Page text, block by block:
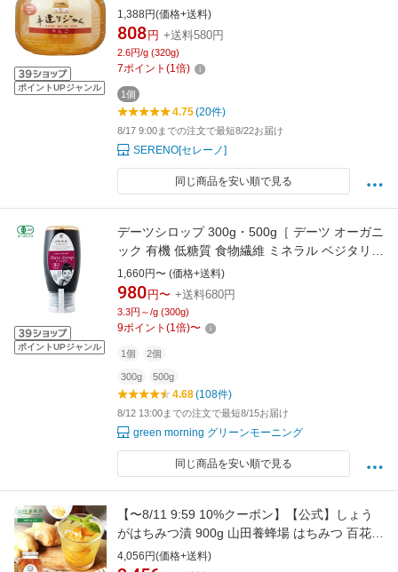
ポイントUPジャンル
1,388円(価格+送料)
808 円 +送料580円
2.6円/g (320g)
7ポイント (1倍)
1個
4.75(20件)
8/17 9:00までの注文で最短8/22お届け
SERENO[セレーノ]
同じ商品を安い順で見る
ポイントUPジャンル
デーツシロップ 300g・500g［ デーツ オーガニ
ック 有機 低糖質 食物繊維 ミネラル ベジタリア
ン ビーガン ダイエット プレゼント ギフト 食事
制限 甘味料 ］
1,660円〜 (価格+送料)
980 円〜 +送料680円
3.3円～/g (300g)
9ポイント (1倍)〜
1個 2個
300g 500g
4.68(108件)
8/12 13:00までの注文で最短8/15お届け
green morning グリーンモーニング
同じ商品を安い順で見る
【〜8/11 9:59 10%クーポン】【公式】しょう
がはちみつ漬 900g 山田養蜂場 はちみつ 百花蜂
蜜 生姜 ショウガ 国産 食べ物 食品 飲み物 ドリ
4,056円(価格+送料)